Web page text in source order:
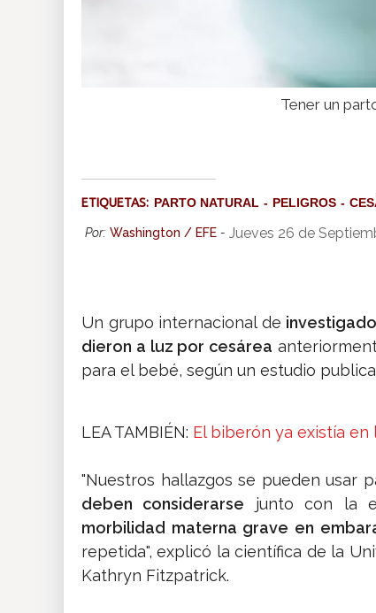
Tener un
ETIQUETAS: PARTO NATURAL PELIGROS
Por: Washington / EFE - Jueves 26 de
Un grupo internacional de
dieron a luz por cesárea
para el bebé, según un estudio
LEA TAMBIÉN: El biberón ya existía
"Nuestros hallazgos se pueden usar
deben considerarse junto con la
morbilidad materna grave en
repetida", explicó la científica de la
Kathryn Fitzpatrick.